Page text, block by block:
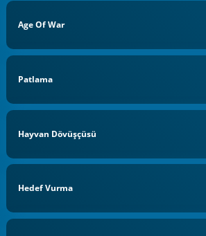
Age Of War
Patlama
Hayvan Dövüşçüsü
Hedef Vurma